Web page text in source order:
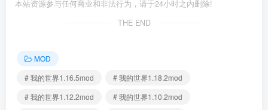
本站资源参与任何商业和非法行为，请于24小时之内删除!
THE END
MOD
# 我的世界1.16.5mod
# 我的世界1.18.2mod
# 我的世界1.12.2mod
# 我的世界1.10.2mod